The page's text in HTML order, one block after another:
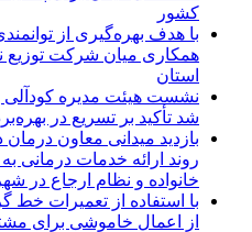
كشور
با هدف بهره‌گیری از
همكاری میان شركت توزیع
استان
نشست هیئت مدیره کودآلی
شد تأکید بر تسریع در
بازدید میدانی معاون
روند ارائه خدمات درمانی
خانواده و نظام ارجاع در
از اعمال خاموشی برای